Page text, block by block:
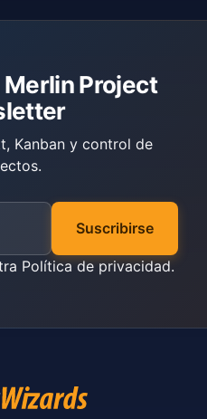
Project
Kanban y control de
Suscribirse
Política de privacidad.